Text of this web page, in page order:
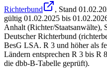
Richterbund
, Stand
gültig 01.02.2025 bis
Anhalt (Richter/Staatsanwälte),
Deutscher Richterbund
BesG LSA. R 3 und höher als
Ländern entsprechen R 3 bis R
die dbb-B-Tabelle geprüft).